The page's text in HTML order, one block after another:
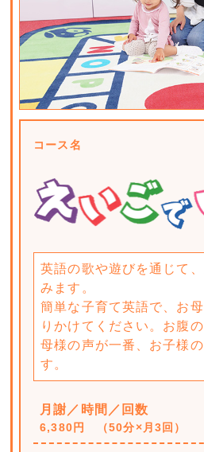
コース名
英語の歌や遊びを通じて
みます。
簡単な子育て英語で、お
りかけてください。お腹
母様の声が一番、お子様
す。
月謝／時間／回数
6,380円 （50分×月3回）